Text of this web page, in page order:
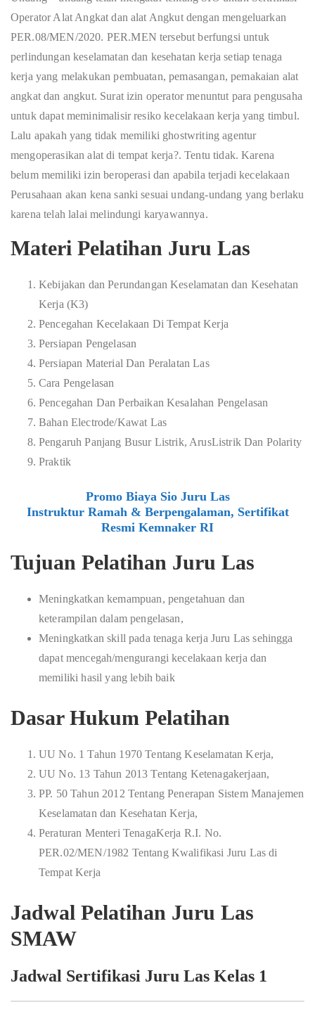
Operator Alat Angkat dan alat Angkut dengan mengeluarkan
PER.08/MEN/2020. PER.MEN tersebut berfungsi untuk
perlindungan keselamatan dan kesehatan kerja setiap tenaga
kerja yang melakukan pembuatan, pemasangan, pemakaian alat
angkat dan angkut. Surat izin operator menuntut para pengusaha
untuk dapat meminimalisir resiko kecelakaan kerja yang timbul.
Lalu apakah yang tidak memiliki ghostwriting agentur
mengoperasikan alat di tempat kerja?. Tentu tidak. Karena
belum memiliki izin beroperasi dan apabila terjadi kecelakaan
Perusahaan akan kena sanki sesuai undang-undang yang berlaku
karena telah lalai melindungi karyawannya.
Materi Pelatihan Juru Las
Kebijakan dan Perundangan Keselamatan dan Kesehatan
Kerja (K3)
Pencegahan Kecelakaan Di Tempat Kerja
Persiapan Pengelasan
Persiapan Material Dan Peralatan Las
Cara Pengelasan
Pencegahan Dan Perbaikan Kesalahan Pengelasan
Bahan Electrode/Kawat Las
Pengaruh Panjang Busur Listrik, ArusListrik Dan Polarity
Praktik
Promo Biaya Sio Juru Las
Instruktur Ramah & Berpengalaman, Sertifikat
Resmi Kemnaker RI
Tujuan Pelatihan Juru Las
Meningkatkan kemampuan, pengetahuan dan
keterampilan dalam pengelasan,
Meningkatkan skill pada tenaga kerja Juru Las sehingga
dapat mencegah/mengurangi kecelakaan kerja dan
memiliki hasil yang lebih baik
Dasar Hukum Pelatihan
UU No. 1 Tahun 1970 Tentang Keselamatan Kerja,
UU No. 13 Tahun 2013 Tentang Ketenagakerjaan,
PP. 50 Tahun 2012 Tentang Penerapan Sistem Manajemen
Keselamatan dan Kesehatan Kerja,
Peraturan Menteri TenagaKerja R.I. No.
PER.02/MEN/1982 Tentang Kwalifikasi Juru Las di
Tempat Kerja
Jadwal Pelatihan Juru Las
SMAW
Jadwal Sertifikasi Juru Las Kelas 1